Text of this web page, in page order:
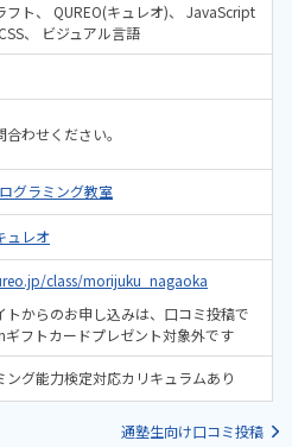
フト QUREO(キュレオ)
JavaScript
ビジュアル言語
わせください。
グラミング教室
ュレオ
class/morijuku_nagaoka
からのお申し込みは、口コミ投稿で
フトカードプレゼント対象外です
ング能力検定対応カリキュラムあり
通塾生向け口コミ投稿